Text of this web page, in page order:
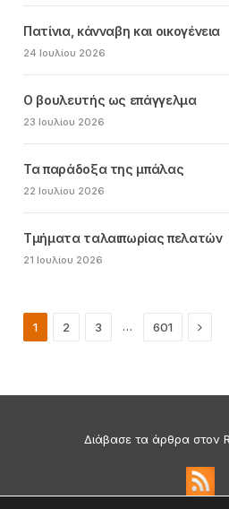
Πατίνια, κάνναβη και οικογένεια
24 Ιουλίου 2026
Ο βουλευτής ως επάγγελμα
23 Ιουλίου 2026
Τα παράδοξα της μπάλας
22 Ιουλίου 2026
Τμήματα ταλαιπωρίας πελατών
21 Ιουλίου 2026
1 2 3 … 601 Next
Διάβασε τα άρθρα στον